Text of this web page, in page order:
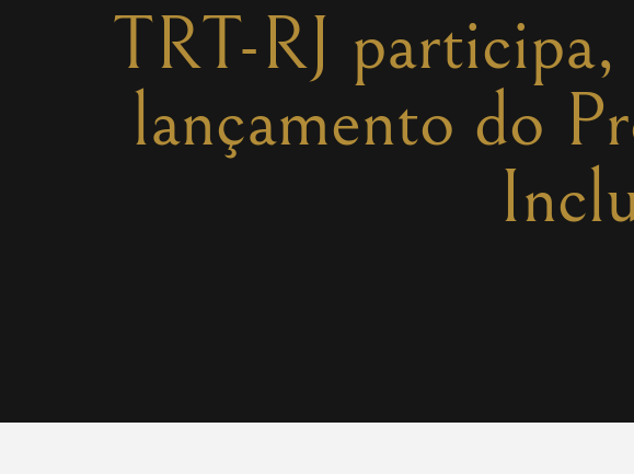
TRT-RJ
lançamento do